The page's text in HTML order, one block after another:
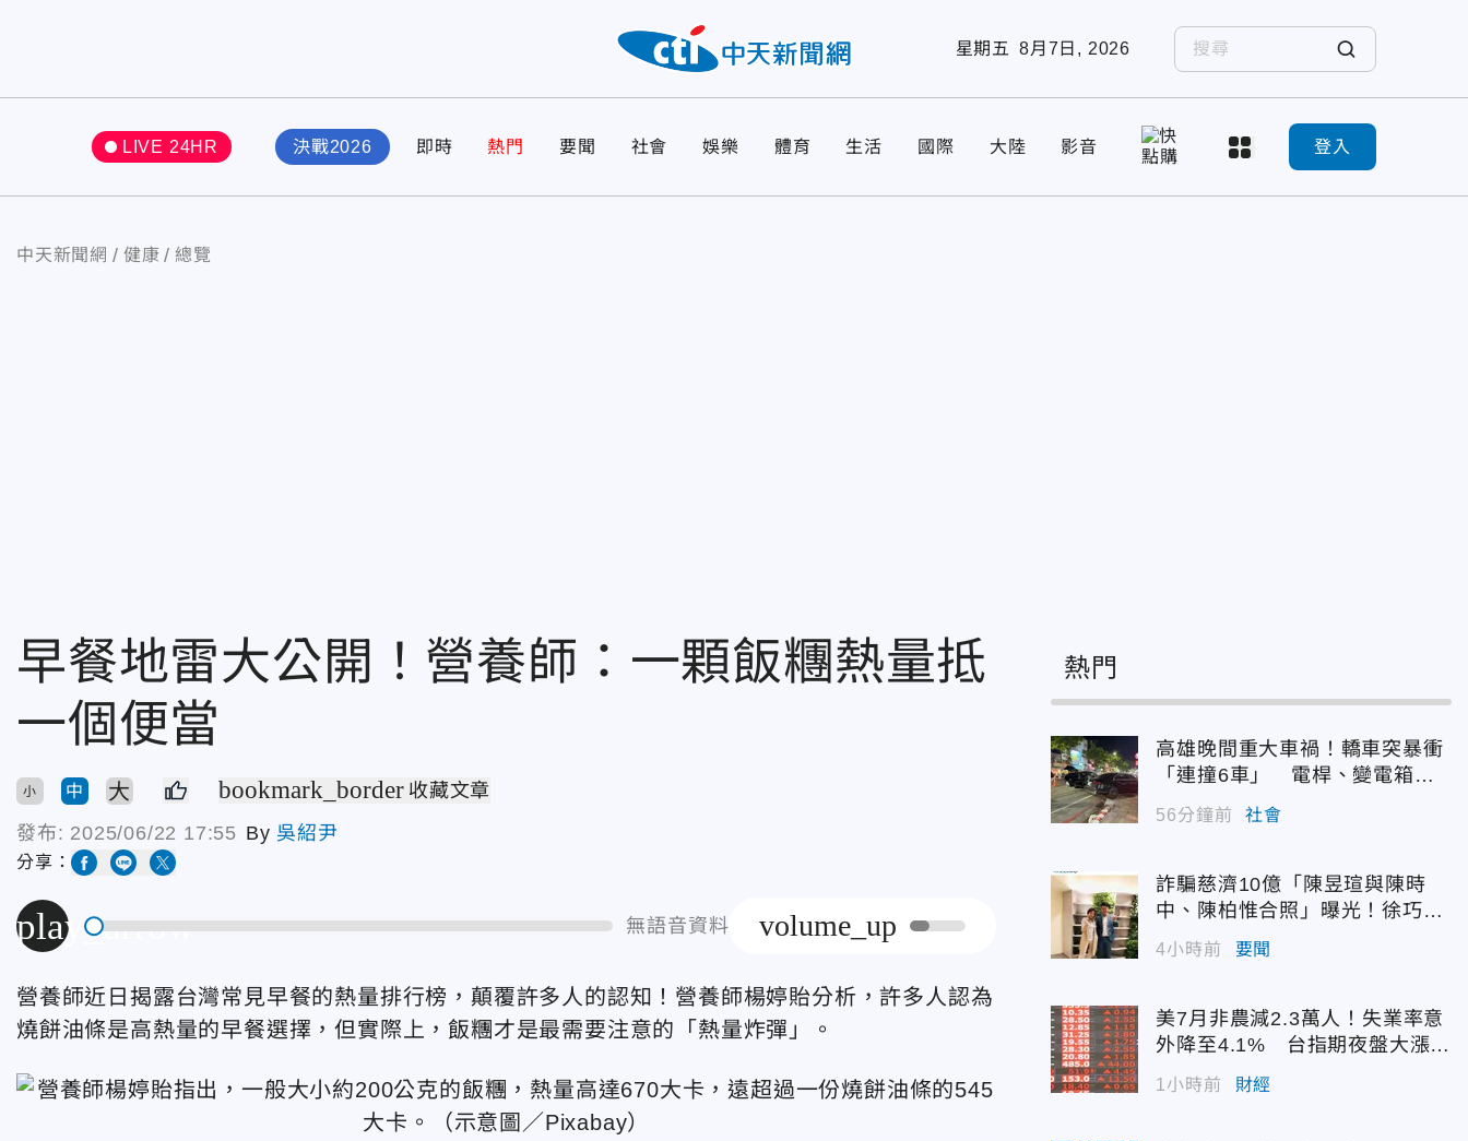
星期五 8月7日, 2026
LIVE 24HR 決戰2026 即時 熱門 要聞 社會 娛樂 體育 生活 國際 大陸 影音 登入
中天新聞網 健康 總覽
早餐地雷大公開！營養師：一顆飯糰熱量抵
一個便當
小 中 大 bookmark_border 收藏文章
發布: 2025/06/22 17:55 By 吳紹尹
分享：
play_arrow 無語音資料 volume_up
營養師近日揭露台灣常見早餐的熱量排行榜，顛覆許多人的認知！營養師楊婷貽分析，許多人認為
燒餅油條是高熱量的早餐選擇，但實際上，飯糰才是最需要注意的「熱量炸彈」。
熱門
高雄晚間重大車禍！轎車突暴衝
「連撞6車」 電桿、變電箱全
遭殃
56分鐘前 社會
詐騙慈濟10億「陳昱瑄與陳時
中、陳柏惟合照」曝光！徐巧芯
震撼出手
4小時前 要聞
美7月非農減2.3萬人！失業率意
外降至4.1% 台指期夜盤大漲7
45點
1小時前 財經